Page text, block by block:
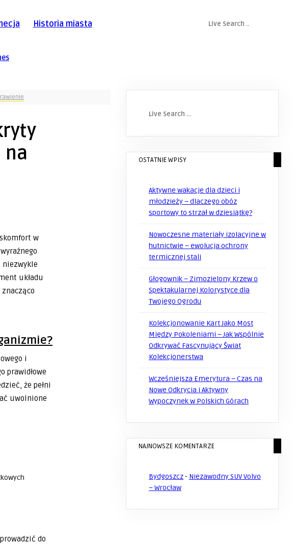
Historia miasta
na
niezwykle
układu
i
prawidłowe
że pełni
uwolnione
do
OSTATNIE WPISY
Aktywne wakacje dla dzieci i
młodzieży – dlaczego obóz
sportowy to strzał w dziesiątkę?
Nowoczesne materiały izolacyjne w
hutnictwie – ewolucja ochrony
termicznej stali
Głogownik – Zimozielony Krzew o
Spektakularnej Kolorystyce dla
Twojego Ogrodu
Kolekcjonowanie Kart Jako Most
Między Pokoleniami – Jak Wspólnie
Odkrywać Fascynujący Świat
Kolekcjonerstwa
Wcześniejsza Emerytura – Czas na
Nowe Odkrycia i Aktywny
Wypoczynek w Polskich Górach
NAJNOWSZE KOMENTARZE
Bydgoszcz- Niezawodny SUV Volvo
– Wrocław